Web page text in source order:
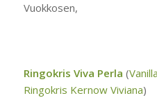
Vuokkosen,
Ringokris Viva Perla (
Ringokris Kernow Viviana)